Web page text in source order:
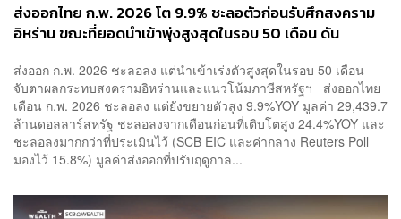
ส่งออกไทย ก.พ. 2026 โต 9.9% ชะลอตัวก่อนรับศึกสงคราม
อิหร่าน ขณะที่ยอดนำเข้าพุ่งสูงสุดในรอบ 50 เดือน ดัน
ถึง 3%
ส่งออก ก.พ. 2026 ชะลอลง แต่นำเข้าเร่งตัวสูงสุดในรอบ 50 เดือน
จับตาผลกระทบสงครามอิหร่านและแนวโน้มภาษีสหรัฐฯ ส่งออกไทย
เดือน ก.พ. 2026 ชะลอลง แต่ยังขยายตัวสูง 9.9%YOY มูลค่า 29,439.7
ล้านดอลลาร์สหรัฐ ชะลอลงจากเดือนก่อนที่เติบโตสูง 24.4%YOY และ
ชะลอลงมากกว่าที่ประเมินไว้ (SCB EIC และค่ากลาง Reuters Poll
มองไว้ 15.8%) มูลค่าส่งออกที่ปรับฤดูกาล...